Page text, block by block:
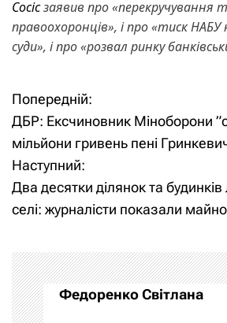
Сосісзаявив про «перекручування
правоохоронців», і про «тиск
суди», і про «розвал ринку
Н
а
в
и
а
ц
Н
а
в
і
а
ц
Попередній:
ДБР: Ексчиновник Міноборони
мільйони гривень пені
Наступний:
Два десятки ділянок та
селі: журналісти показали
Федоренко Світлана